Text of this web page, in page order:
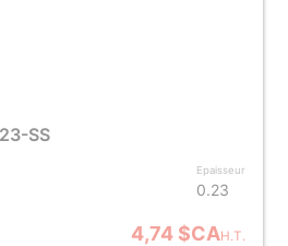
SS
Epaisseur
0.23
4,74 $CAH.T.